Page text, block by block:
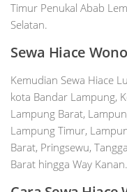
Timur Penukal Abab
Selatan.
Sewa Hiace
Kemudian Sewa Hiace
kota Bandar Lampung,
Lampung Barat,
Lampung Timur,
Barat, Pringsewu,
Barat hingga Way Kanan.